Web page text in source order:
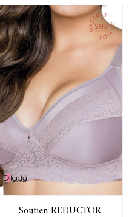
Soutien REDUCTOR